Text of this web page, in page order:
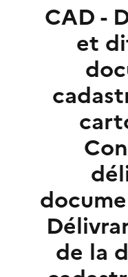
CAD -
et
de la